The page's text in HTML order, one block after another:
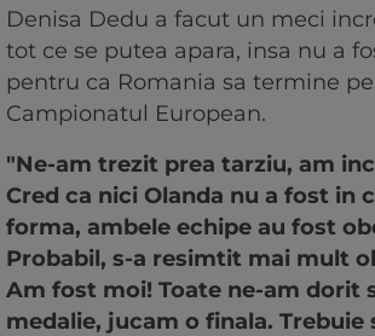
Denisa Dedu a facut un meci
tot ce se putea apara, insa nu a
pentru ca Romania sa termine
Campionatul European.
"Ne-am trezit prea tarziu, am
Cred ca nici Olanda nu a fost in
forma, ambele echipe au fost
Probabil, s-a resimtit mai mult
Am fost moi! Toate ne-am dorit
medalie, jucam o finala. Trebuie